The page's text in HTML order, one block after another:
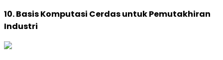
10. Basis Komputasi Cerdas untuk Pemutakhiran
Industri